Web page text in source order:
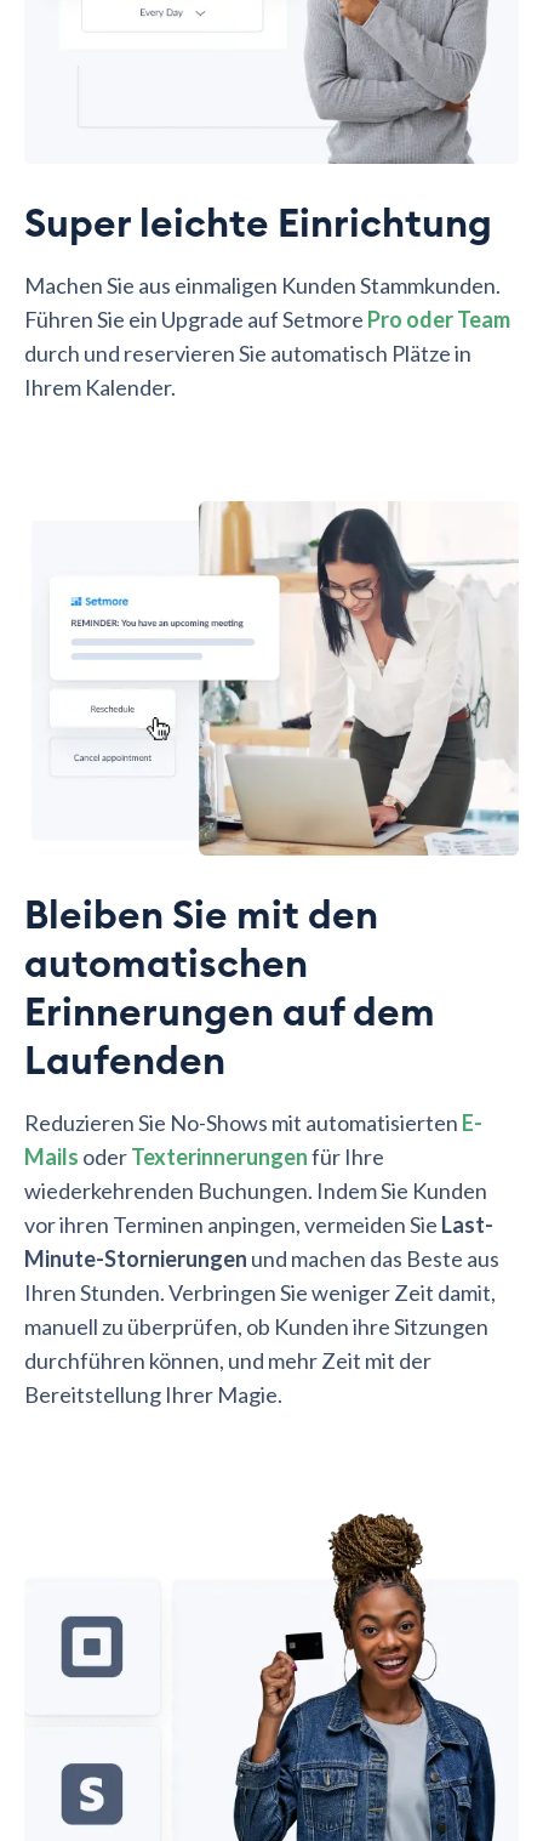
Super leichte Einrichtung
Machen Sie aus einmaligen Kunden Stammkunden.
Führen Sie ein Upgrade auf Setmore Pro oder Team
durch und reservieren Sie automatisch Plätze in
Ihrem Kalender.
Bleiben Sie mit den
automatischen
Erinnerungen auf dem
Laufenden
Reduzieren Sie No-Shows mit automatisierten E-
Mails oderTexterinnerungenfür Ihre
wiederkehrenden Buchungen. Indem Sie Kunden
vor ihren Terminen anpingen, vermeiden Sie Last-
Minute-Stornierungen und machen das Beste aus
Ihren Stunden. Verbringen Sie weniger Zeit damit,
manuell zu überprüfen, ob Kunden ihre Sitzungen
durchführen können, und mehr Zeit mit der
Bereitstellung Ihrer Magie.